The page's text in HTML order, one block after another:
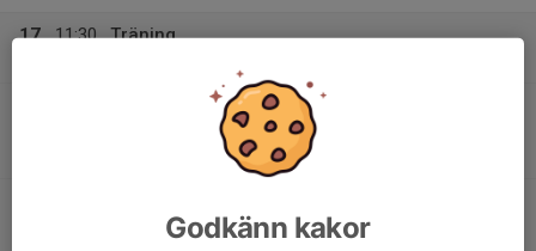
17
11:30
Träning
Match mot Lödde Vikings HK 2
P10 Syd - P10 Syd Lätt Röd
Östergårdshallen
TräningsmatcherGodkänn kakor